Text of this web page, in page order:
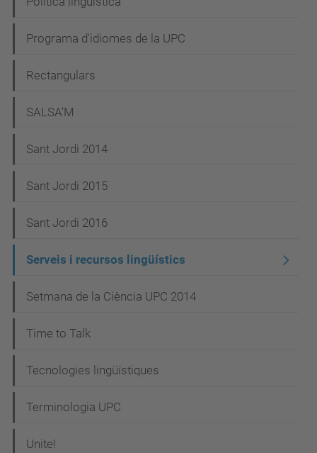
Programa d'idiomes de la UPC
Rectangulars
SALSA'M
Sant Jordi 2014
Sant Jordi 2015
Sant Jordi 2016
Serveis i recursos lingüístics
Setmana de la Ciència UPC 2014
Time to Talk
Tecnologies lingüístiques
Terminologia UPC
Unite!